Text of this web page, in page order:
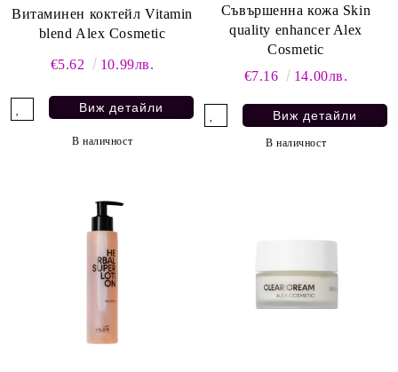
Витаминен коктейл Vitamin
blend Alex Cosmetic
€5.62 10.99лв.
Виж детайли
В наличност
Съвършенна кожа Skin
quality enhancer Alex
Cosmetic
€7.16
14.00лв.
Виж детайли
В наличност